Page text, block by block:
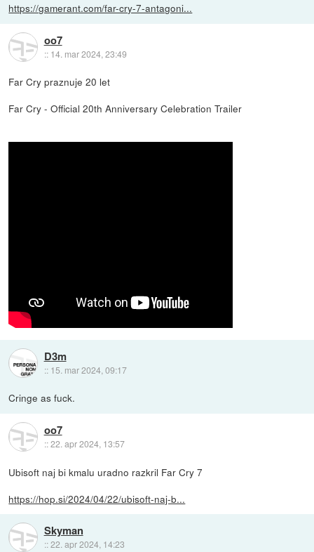
https://gamerant.com/far-cry-7-antagoni...
oo7
:: 14. mar 2024, 23:49
Far Cry praznuje 20 let
Far Cry - Official 20th Anniversary Celebration Trailer
D3m
:: 15. mar 2024, 09:17
Cringe as fuck.
oo7
::22. apr 2024, 13:57
Ubisoft naj bi kmalu uradno razkril Far Cry 7
https://hop.si/2024/04/22/ubisoft-naj-b...
Skyman
::22. apr 2024, 14:23